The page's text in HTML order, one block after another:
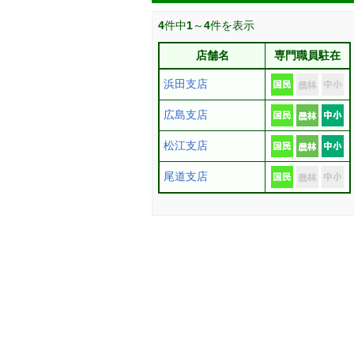
4件中1～4件を表示
店舗名 専門職員駐在
浜田支店
広島支店
松江支店
尾道支店